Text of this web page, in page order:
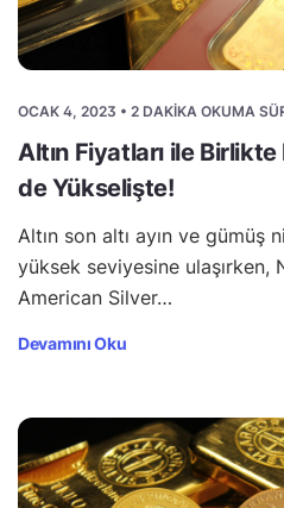
OCAK 4, 2023 • 2 DAKIKA OKUMA
Altın Fiyatları ile
de Yükselişte!
Altın son altı ayın ve gümüş
yüksek seviyesine ulaşırken,
American Silver…
Devamını Oku